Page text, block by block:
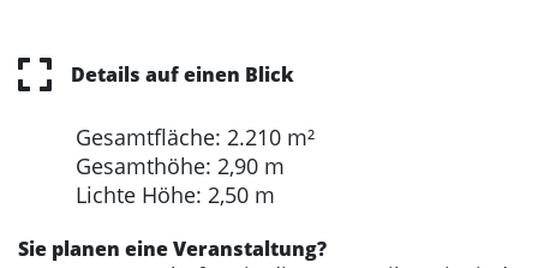
Details auf einen Blick
Gesamtfläche: 2.210 m²
Gesamthöhe: 2,90 m
Lichte Höhe: 2,50 m
Sie planen eine Veranstaltung?